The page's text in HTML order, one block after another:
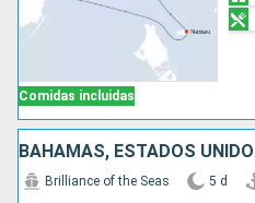
Comidas incluidas
BAHAMAS, ESTADOS
Brilliance of the Seas 5 d